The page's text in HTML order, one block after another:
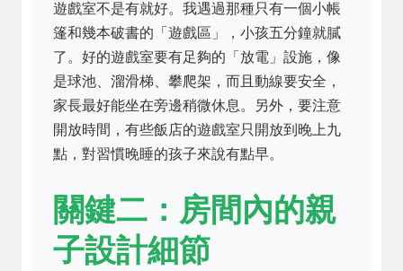
遊戲室不是有就好。我遇過那種只有一個小帳
篷和幾本破書的「遊戲區」，小孩五分鐘就膩
了。好的遊戲室要有足夠的「放電」設施，像
是球池、溜滑梯、攀爬架，而且動線要安全，
家長最好能坐在旁邊稍微休息。另外，要注意
開放時間，有些飯店的遊戲室只開放到晚上九
點，對習慣晚睡的孩子來說有點早。
關鍵二：房間內的親
子設計細節